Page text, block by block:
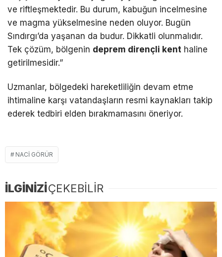
ve riftleşmektedir. Bu durum, kabuğun incelmesine
ve magma yükselmesine neden oluyor. Bugün
Sındırgı’da yaşanan da budur. Dikkatli olunmalıdır.
Tek çözüm, bölgenin deprem dirençli kent haline
getirilmesidir.”
Uzmanlar, bölgedeki hareketliliğin devam etme
ihtimaline karşı vatandaşların resmi kaynakları takip
ederek tedbiri elden bırakmamasını öneriyor.
NACI GÖRÜR
İLGİNİZİÇEKEBİLİR